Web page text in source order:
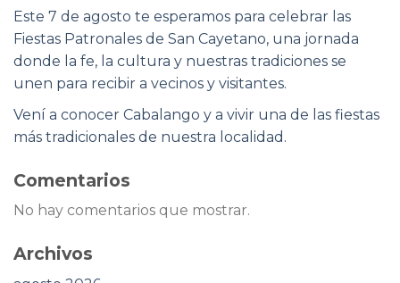
Este 7 de agosto te esperamos para celebrar las
Fiestas Patronales de San Cayetano, una jornada
donde la fe, la cultura y nuestras tradiciones se
unen para recibir a vecinos y visitantes.
Vení a conocer Cabalango y a vivir una de las fiestas
más tradicionales de nuestra localidad.
Comentarios
No hay comentarios que mostrar.
Archivos